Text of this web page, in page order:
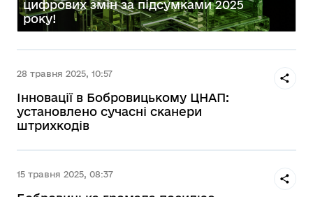
цифрових змін за підсумками 2025
року!
Інновації в Бобровицькому ЦНАП:
установлено сучасні сканери
штрихкодів
28 травня 2025, 10:57
15 травня 2025, 08:37